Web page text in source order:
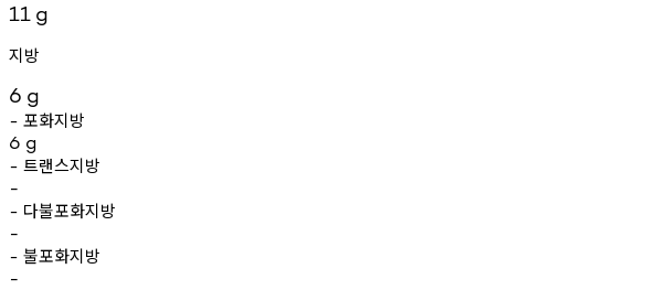
11 g
지방
6 g
- 포화지방
6 g
- 트랜스지방
-
- 다불포화지방
-
- 불포화지방
-